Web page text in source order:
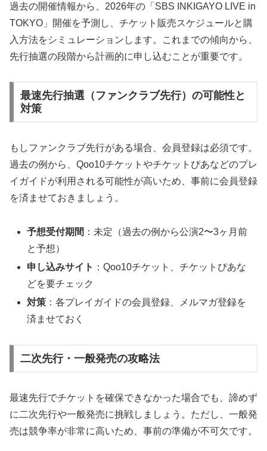
過去の開催情報から、2026年の「SBS INKIGAYO LIVE in
TOKYO」開催を予測し、チケット販売スケジュールと購
入方法をシミュレーションします。これまでの傾向から、
先行抽選の段階から計画的に申し込むことが重要です。
最速先行抽選（ファンクラブ先行）の可能性と
対策
もしファンクラブ先行がある場合、会員登録は必須です。
過去の例から、Qoo10チケットやチケットぴあなどのプレ
イガイドが利用される可能性が高いため、事前に会員登録
を済ませておきましょう。
予想受付期間 ：未定（過去の例から公演2〜3ヶ月前
と予想）
申し込みサイト ：Qoo10チケット、チケットぴあな
どを要チェック
対策 ：各プレイガイドの会員登録、メルマガ登録を
済ませておく
二次先行・一般発売の攻略法
最速先行でチケットを確保できなかった場合でも、諦めず
に二次先行や一般発売に挑戦しましょう。ただし、一般発
売は競争率が非常に高いため、事前の準備が不可欠です。